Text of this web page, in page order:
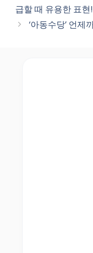
급할 때 유용한 표현!
‘아동수당’ 언제